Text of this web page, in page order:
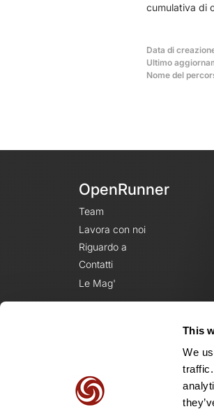
This
We
cumulativa di
Data di
Ultimo
Nome del
OpenRunner
Team
Lavora con noi
Riguardo a
Contatti
Le Mag'